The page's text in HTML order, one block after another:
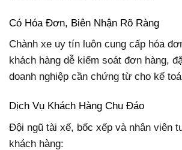
Có Hóa Đơn, Biên Nhận Rõ Ràng
Chành xe uy tín luôn cung cấp hóa
khách hàng dễ kiểm soát đơn hàng,
doanh nghiệp cần chứng từ cho kế
Dịch Vụ Khách Hàng Chu Đáo
Đội ngũ tài xế, bốc xếp và nhân viên
khách hàng: